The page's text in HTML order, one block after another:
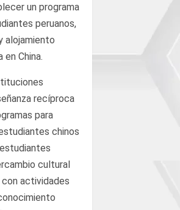
un programa
peruanos,
alojamiento
China.
recíproca
para
chinos
cultural
actividades